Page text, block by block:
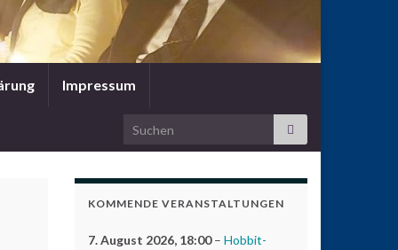
Impressum
Search for:
KOMMENDE VERANSTALTUNGEN
7. August 2026, 18:00– Hobbit-